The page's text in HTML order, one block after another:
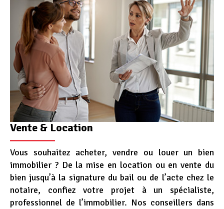
Vente & Location
Vous souhaitez acheter, vendre ou louer un bien
immobilier ? De la mise en location ou en vente du
bien jusqu’à la signature du bail ou de l’acte chez le
notaire, confiez votre projet à un spécialiste,
professionnel de l’immobilier. Nos conseillers dans